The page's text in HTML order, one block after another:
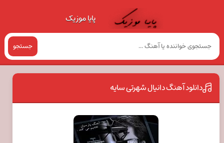
پایا موزیک
جستجو
دانلود آهنگ دانیال شهرتی سایه